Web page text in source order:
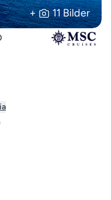
+ 11 Bilder